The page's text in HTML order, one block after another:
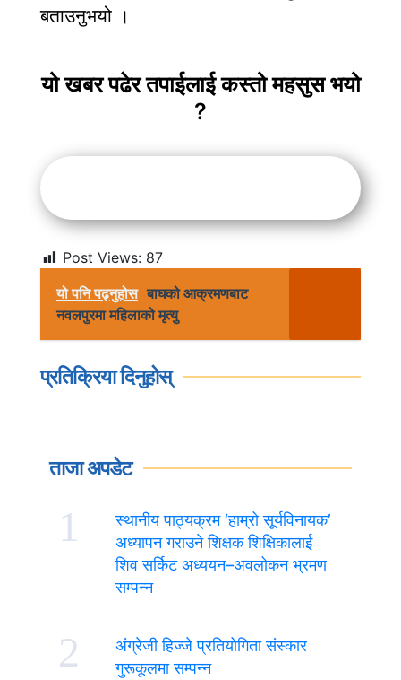
बताउनुभयो ।
यो खबर पढेर तपाईलाई कस्तो महसुस भयो
?
Post Views: 87
यो पनि पढ्नुहोस बाघको आक्रमणबाट
नवलपुरमा महिलाको मृत्यु
प्रतिक्रिया दिनुहोस्
ताजा अपडेट
1
स्थानीय पाठ्यक्रम ‘हाम्रो सूर्यविनायक’
अध्यापन गराउने शिक्षक शिक्षिकालाई
शिव सर्किट अध्ययन–अवलोकन भ्रमण
सम्पन्न
2
अंग्रेजी हिज्जे प्रतियोगिता संस्कार
गुरूकूलमा सम्पन्न